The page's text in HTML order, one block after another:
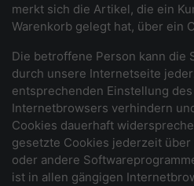
merkt sich die Artikel, die ein
Warenkorb gelegt hat, über ein
Die betroffene Person kann die
durch unsere Internetseite
entsprechenden Einstellung
Internetbrowsers verhindern
Cookies dauerhaft
gesetzte Cookies jederzeit
oder andere
ist in allen gängigen